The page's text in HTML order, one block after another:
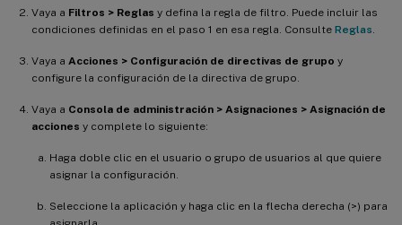
Vaya a Filtros > Reglas y defina la regla de filtro. Puede incluir las
condiciones definidas en el paso 1 en esa regla. Consulte Reglas
Vaya a Acciones > Configuración de directivas de grupo y
configure la configuración de la directiva de grupo.
Vaya a Consola de administración > Asignaciones > Asignación de
acciones y complete lo siguiente:
Haga doble clic en el usuario o grupo de usuarios al que quiere
asignar la configuración.
Seleccione la aplicación y haga clic en la flecha derecha (>) para